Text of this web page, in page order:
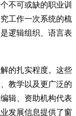
不可或缺的职业训
工作一次系统的梳
逻辑组织、语言表
的扎实程度。这些
教学以及更广泛的
辑、资助机构代表
发展信息提供了窗